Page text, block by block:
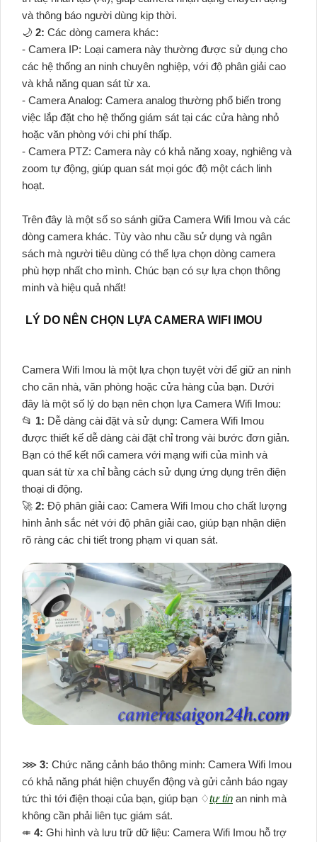
và thông báo người dùng kịp thời.
🌙 2: Các dòng camera khác:
- Camera IP: Loại camera này thường được sử dụng cho
các hệ thống an ninh chuyên nghiệp, với độ phân giải cao
và khả năng quan sát từ xa.
- Camera Analog: Camera analog thường phổ biến trong
việc lắp đặt cho hệ thống giám sát tại các cửa hàng nhỏ
hoặc văn phòng với chi phí thấp.
- Camera PTZ: Camera này có khả năng xoay, nghiêng và
zoom tự động, giúp quan sát mọi góc độ một cách linh
hoạt.
Trên đây là một số so sánh giữa Camera Wifi Imou và các
dòng camera khác. Tùy vào nhu cầu sử dụng và ngân
sách mà người tiêu dùng có thể lựa chọn dòng camera
phù hợp nhất cho mình. Chúc bạn có sự lựa chọn thông
minh và hiệu quả nhất!
LÝ DO NÊN CHỌN LỰA CAMERA WIFI IMOU
Camera Wifi Imou là một lựa chọn tuyệt vời để giữ an ninh
cho căn nhà, văn phòng hoặc cửa hàng của bạn. Dưới
đây là một số lý do bạn nên chọn lựa Camera Wifi Imou:
📂 1: Dễ dàng cài đặt và sử dụng: Camera Wifi Imou
được thiết kế dễ dàng cài đặt chỉ trong vài bước đơn giản.
Bạn có thể kết nối camera với mạng wifi của mình và
quan sát từ xa chỉ bằng cách sử dụng ứng dụng trên điện
thoại di động.
🚀 2: Độ phân giải cao: Camera Wifi Imou cho chất lượng
hình ảnh sắc nét với độ phân giải cao, giúp bạn nhận diện
rõ ràng các chi tiết trong phạm vi quan sát.
⋙ 3: Chức năng cảnh báo thông minh: Camera Wifi Imou
có khả năng phát hiện chuyển động và gửi cảnh báo ngay
tức thì tới điện thoại của bạn, giúp bạn ♢tự tin an ninh mà
không cần phải liên tục giám sát.
⤂ 4: Ghi hình và lưu trữ dữ liệu: Camera Wifi Imou hỗ trợ